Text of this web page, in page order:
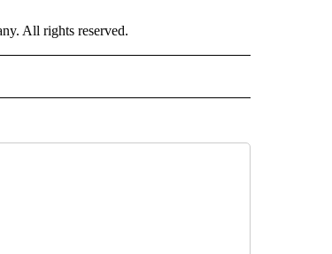
All rights reserved.
NOTIFICATIONS ABOUT NEW PAGES ON "CNN-SPANISH".